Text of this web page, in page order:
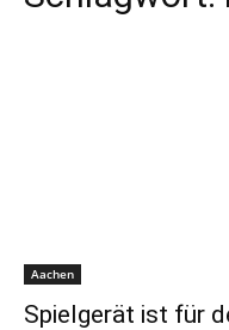
Aachen
Spielgerät ist für